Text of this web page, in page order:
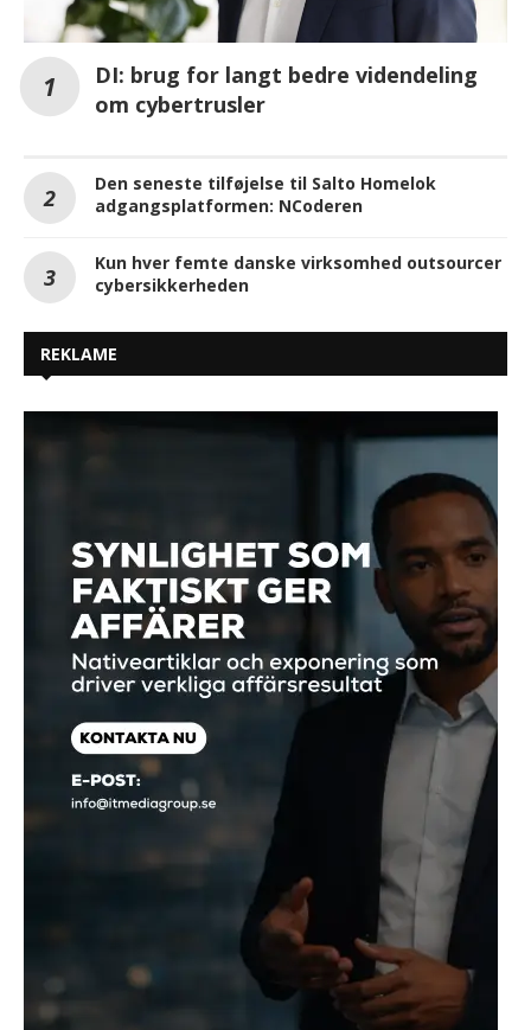
DI: brug for langt bedre videndeling
om cybertrusler
Den seneste tilføjelse til Salto Homelok
adgangsplatformen: NCoderen
Kun hver femte danske virksomhed outsourcer
cybersikkerheden
REKLAME